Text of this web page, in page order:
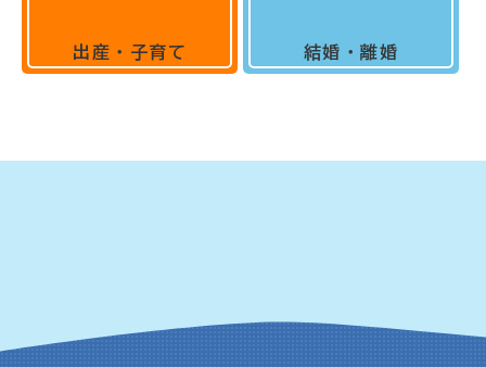
出産・子育て 結婚・離婚